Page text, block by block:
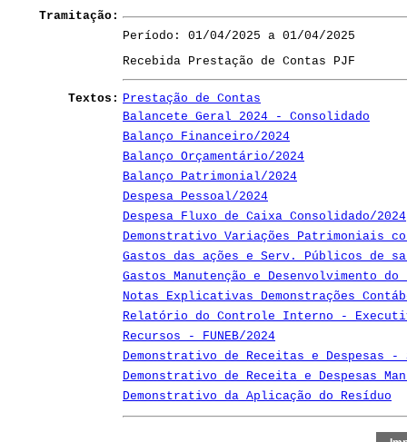
Tramitação:
Período: 01/04/2025 a 01/04/2025
Recebida Prestação de Contas PJF
Textos: Prestação de Contas
Balancete Geral 2024 - Consolidado
Balanço Financeiro/2024
Balanço Orçamentário/2024
Balanço Patrimonial/2024
Despesa Pessoal/2024
Despesa Fluxo de Caixa Consolidado/2024
Demonstrativo Variações Patrimoniais
Gastos das ações e Serv. Públicos de
Gastos Manutenção e Desenvolvimento do
Notas Explicativas Demonstrações
Relatório do Controle Interno -
Recursos - FUNEB/2024
Demonstrativo de Receitas e Despesas
Demonstrativo de Receita e Despesas
Demonstrativo da Aplicação do Resíduo